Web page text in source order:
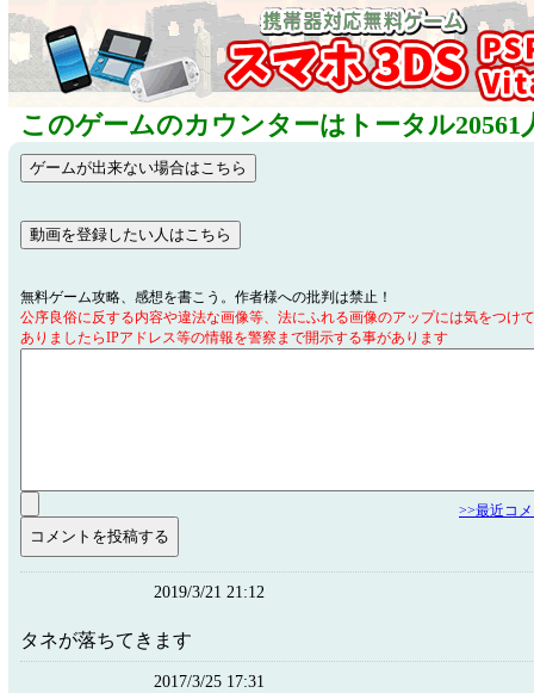
このゲームのカウンターはトータル20561
無料ゲーム攻略、感想を書こう。作者様への批判は禁止！
公序良俗に反する内容や違法な画像等、法にふれる画像のアップには気をつけ
ありましたらIPアドレス等の情報を警察まで開示する事があります
>>最近コ
2019/3/21 21:12
タネが落ちてきます
2017/3/25 17:31